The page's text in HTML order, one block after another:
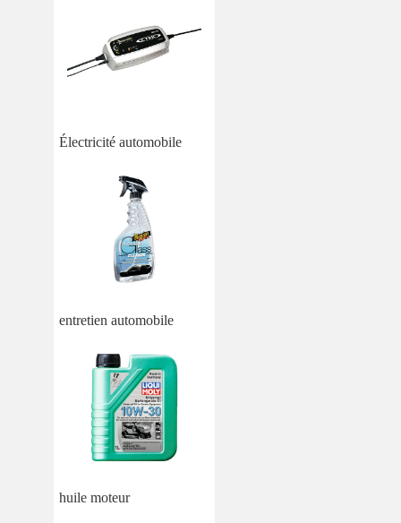
Électricité automobile
entretien automobile
huile moteur